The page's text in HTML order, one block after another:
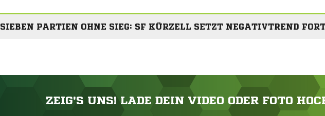
SIEBEN PARTIEN OHNE SIEG: SF KÜRZELL SETZT NEGATIVTREND
ZEIG'S UNS! LADE DEIN VIDEO ODER FOTO